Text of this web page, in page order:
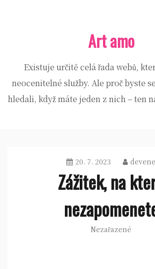
Art amo
Existuje určitě celá řada webů,
neocenitelné služby. Ale proč byste
hledali, když máte jeden z nich – ten
20. 7. 2023 devene
Zážitek, na
Nezařazené